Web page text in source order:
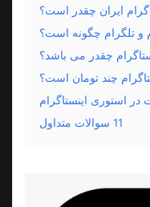
ایران چقدر است؟
و تلگرام چگونه است؟
چقدر می باشد؟
چند تومان است؟
در استوری اینستاگرام
11 سوالات متداول